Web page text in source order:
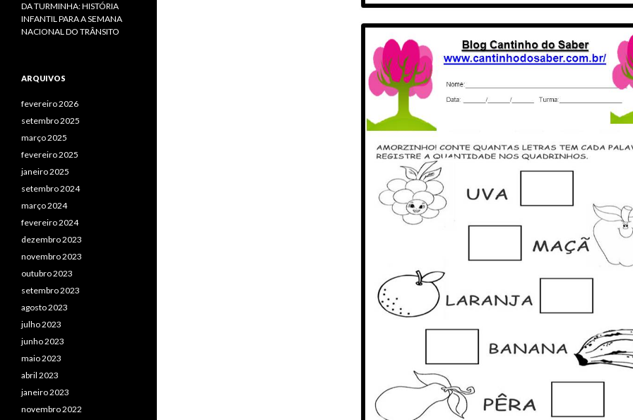
DA TURMINHA: HISTÓRIA
INFANTIL PARA A SEMANA
NACIONAL DO TRÂNSITO
ARQUIVOS
fevereiro 2026
setembro 2025
março 2025
fevereiro 2025
janeiro 2025
setembro 2024
março 2024
fevereiro 2024
dezembro 2023
novembro 2023
outubro 2023
setembro 2023
agosto 2023
julho 2023
junho 2023
maio 2023
abril 2023
janeiro 2023
novembro 2022